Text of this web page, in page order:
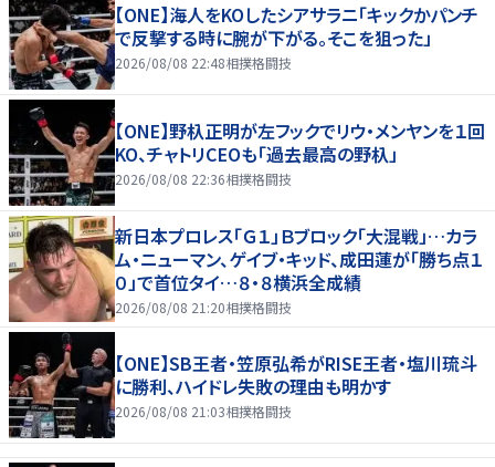
【ONE】海人をKOしたシアサラニ「キックかパンチ
で反撃する時に腕が下がる。そこを狙った」
2026/08/08 22:48相撲格闘技
【ONE】野杁正明が左フックでリウ・メンヤンを１回
KO、チャトリCEOも「過去最高の野杁」
2026/08/08 22:36相撲格闘技
新日本プロレス「Ｇ１」Ｂブロック「大混戦」…カラ
ム・ニューマン、ゲイブ・キッド、成田蓮が「勝ち点１
０」で首位タイ…８・８横浜全成績
2026/08/08 21:20相撲格闘技
【ONE】SB王者・笠原弘希がRISE王者・塩川琉斗
に勝利、ハイドレ失敗の理由も明かす
2026/08/08 21:03相撲格闘技